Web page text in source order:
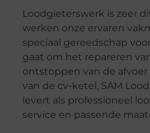
Loodgieterswerk is zeer
werken onze ervaren
speciaal gereedschap
gaat om het repareren
ontstoppen van de
van de cv-ketel, SAM
levert als professioneel
service en passende